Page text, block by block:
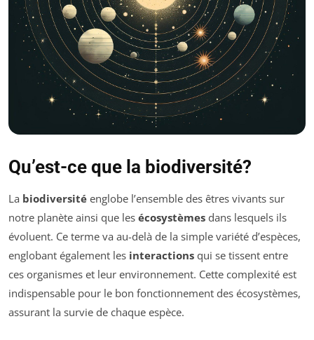
Qu’est-ce que la biodiversité?
La biodiversité englobe l’ensemble des êtres vivants sur
notre planète ainsi que les écosystèmes dans lesquels ils
évoluent. Ce terme va au-delà de la simple variété d’espèces,
englobant également les interactions qui se tissent entre
ces organismes et leur environnement. Cette complexité est
indispensable pour le bon fonctionnement des écosystèmes,
assurant la survie de chaque espèce.